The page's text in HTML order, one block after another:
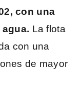
con una
La flota
con una
de mayor